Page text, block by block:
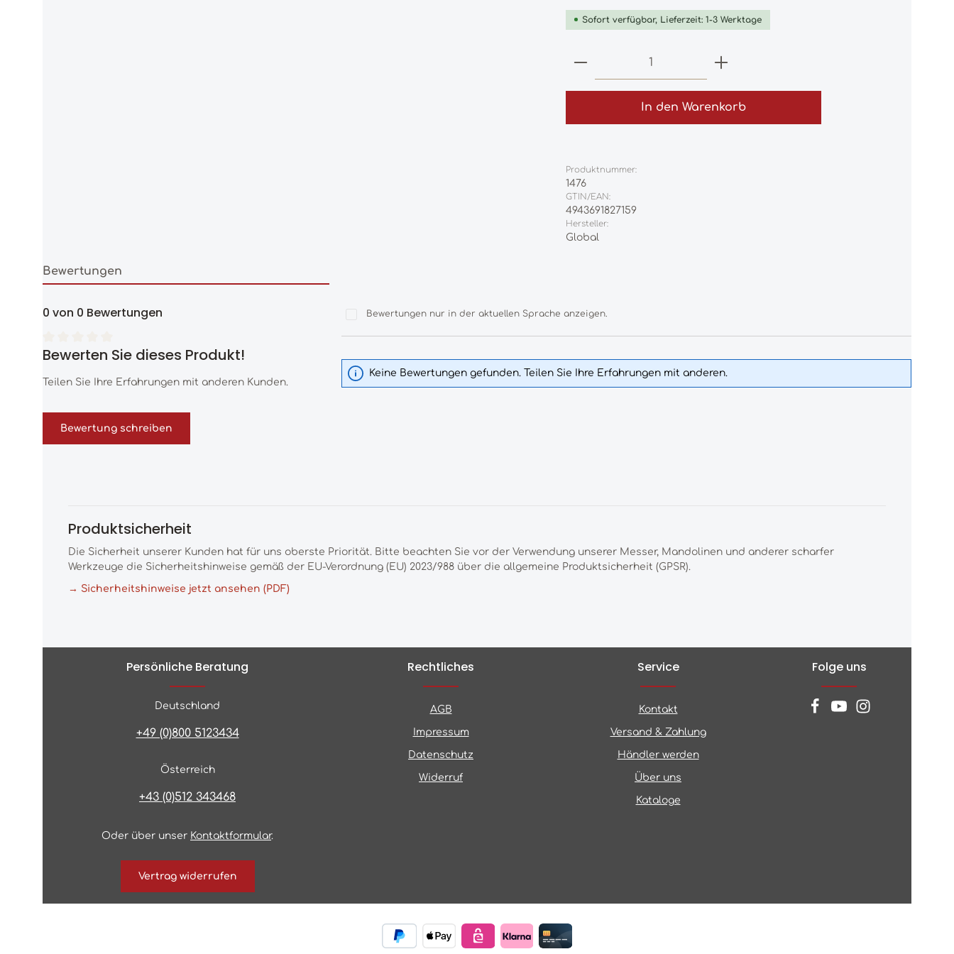
Sofort verfügbar, Lieferzeit: 1-3 Werktage
Produkt Anzahl: Gib den gewünschten
In den Warenkorb
Produktnummer:
1476
GTIN/EAN:
4943691827159
Hersteller:
Global
Bewertungen
0 von 0 Bewertungen
Durchschnittliche Bewertung von 0 von 5 Sternen
Bewerten Sie dieses Produkt!
Teilen Sie Ihre Erfahrungen mit anderen Kunden.
Bewertung schreiben
Bewertungen nur in der aktuellen Sprache anzeigen.
Keine Bewertungen gefunden. Teilen Sie Ihre Erfahrungen mit anderen.
Produktsicherheit
Die Sicherheit unserer Kunden hat für uns oberste Priorität. Bitte beachten Sie vor der Verwendung unserer Messer, Mandolinen und anderer scharfer
Werkzeuge die Sicherheitshinweise gemäß der EU-Verordnung (EU) 2023/988 über die allgemeine Produktsicherheit (GPSR).
→ Sicherheitshinweise jetzt ansehen (PDF)
Persönliche Beratung
Deutschland
+49 (0)800 5123434
Österreich
+43 (0)512 343468
Oder über unser Kontaktformular.
Vertrag widerrufen
Rechtliches
AGB
Impressum
Datenschutz
Widerruf
Service
Kontakt
Versand & Zahlung
Händler werden
Über uns
Kataloge
Folge uns